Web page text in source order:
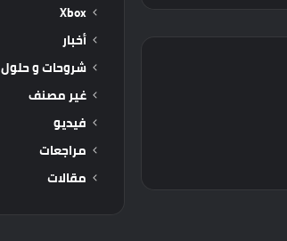
Xbox
أخبار
شروحات و حلول
غير مصنف
فيديو
مراجعات
مقالات